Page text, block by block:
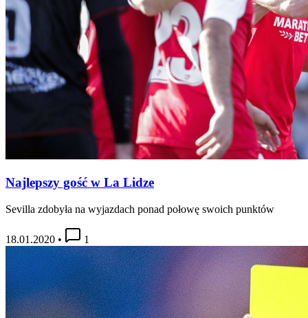
Najlepszy gość w La Lidze
Sevilla zdobyła na wyjazdach ponad połowę swoich punktów
18.01.2020 • 1